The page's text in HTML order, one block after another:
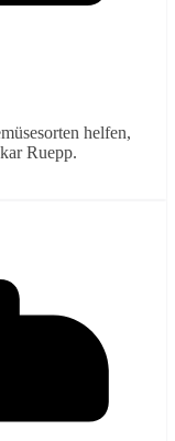
helfen,
Ruepp.